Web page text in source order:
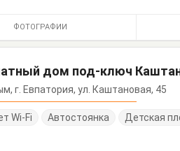
ФОТОГРАФИИ
дом под-ключ
г. Евпатория, ул. Каштановая, 45
Wi-Fi Автостоянка Детская